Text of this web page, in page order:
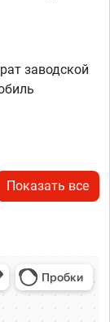
заводской
Показать все